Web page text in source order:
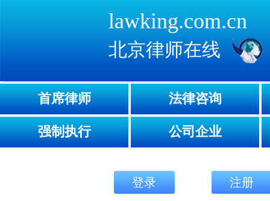
lawking.com.cn
北京律师在线
首席律师 法律咨询
强制执行 公司企业
登录 注册